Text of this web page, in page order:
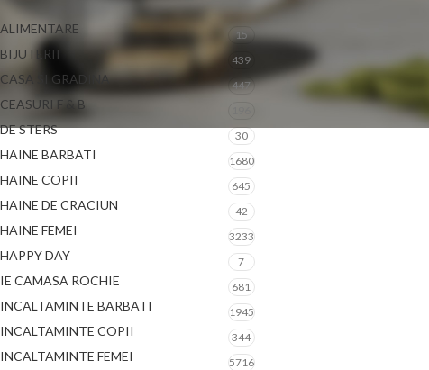
ALIMENTARE 15
BIJUTERII 439
CASA SI GRADINA 447
CEASURI F & B
DE STERS 30
HAINE BARBATI 1680
HAINE COPII 645
HAINE DE CRACIUN 42
HAINE FEMEI 3233
HAPPY DAY 7
IE CAMASA ROCHIE 681
INCALTAMINTE BARBATI 1945
INCALTAMINTE COPII 344
INCALTAMINTE FEMEI 5716